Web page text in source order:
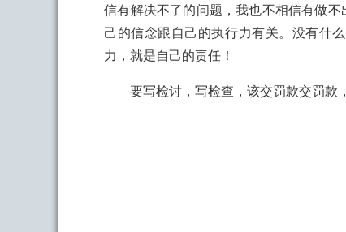
信有解决不了的问题，我也不相信有做
己的信念跟自己的执行力有关。没有什
力，就是自己的责任！
要写检讨，写检查，该交罚款交罚款